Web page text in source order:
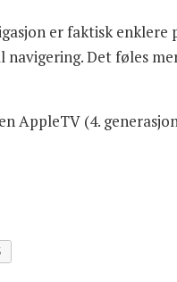
er faktisk
Det føles
AppleTV (4.